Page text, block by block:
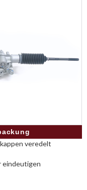
veredelt
eindeutigen